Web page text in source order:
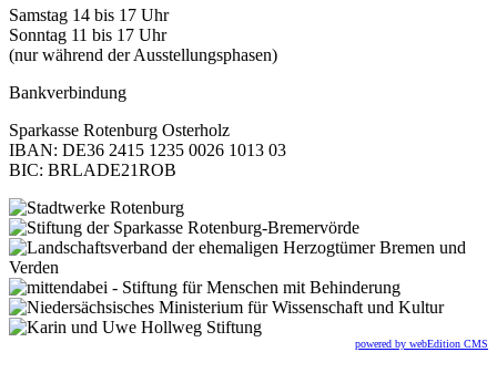
Samstag 14 bis 17 Uhr
Sonntag 11 bis 17 Uhr
(nur während der Ausstellungsphasen)
Bankverbindung
Sparkasse Rotenburg Osterholz
IBAN: DE36 2415 1235 0026 1013 03
BIC: BRLADE21ROB
powered by webEdition CMS